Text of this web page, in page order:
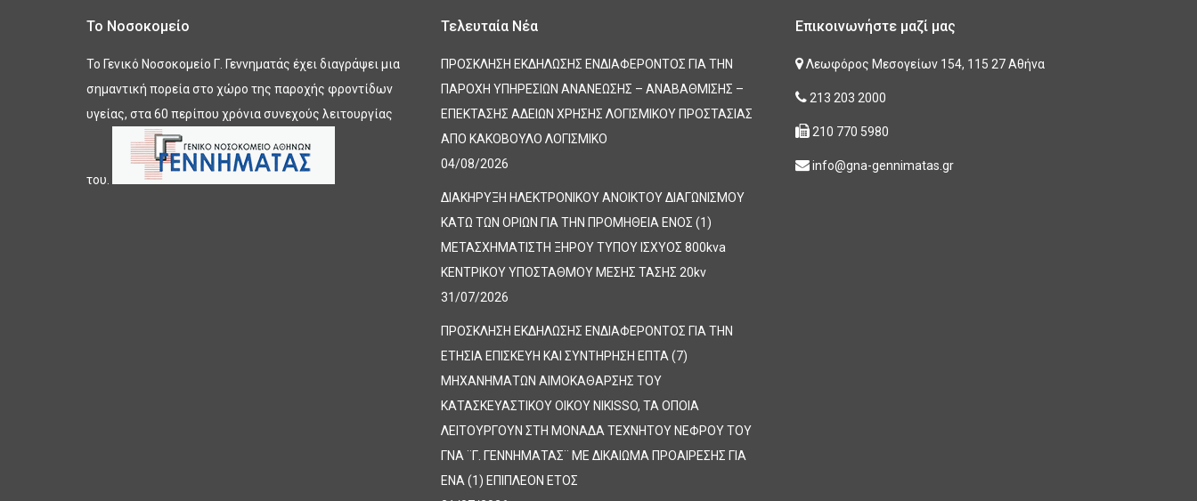
Το Νοσοκομείο
Το Γενικό Νοσοκομείο Γ. Γεννηματάς έχει διαγράψει μια
σημαντική πορεία στο χώρο της παροχής φροντίδων
υγείας, στα 60 περίπου χρόνια συνεχούς λειτουργίας
του.
Τελευταία Νέα
ΠΡΟΣΚΛΗΣΗ ΕΚΔΗΛΩΣΗΣ ΕΝΔΙΑΦΕΡΟΝΤΟΣ ΓΙΑ ΤΗΝ
ΠΑΡΟΧΗ ΥΠΗΡΕΣΙΩΝ ΑΝΑΝΕΩΣΗΣ – ΑΝΑΒΑΘΜΙΣΗΣ –
ΕΠΕΚΤΑΣΗΣ ΑΔΕΙΩΝ ΧΡΗΣΗΣ ΛΟΓΙΣΜΙΚΟΥ ΠΡΟΣΤΑΣΙΑΣ
ΑΠΟ ΚΑΚΟΒΟΥΛΟ ΛΟΓΙΣΜΙΚΟ
04/08/2026
ΔΙΑΚΗΡΥΞΗ ΗΛΕΚΤΡΟΝΙΚΟΥ ΑΝΟΙΚΤΟΥ ΔΙΑΓΩΝΙΣΜΟΥ
ΚΑΤΩ ΤΩΝ ΟΡΙΩΝ ΓΙΑ ΤΗΝ ΠΡΟΜΗΘΕΙΑ ΕΝΟΣ (1)
ΜΕΤΑΣΧΗΜΑΤΙΣΤΗ ΞΗΡΟΥ ΤΥΠΟΥ ΙΣΧΥΟΣ 800kva
ΚΕΝΤΡΙΚΟΥ ΥΠΟΣΤΑΘΜΟΥ ΜΕΣΗΣ ΤΑΣΗΣ 20kv
31/07/2026
ΠΡΟΣΚΛΗΣΗ ΕΚΔΗΛΩΣΗΣ ΕΝΔΙΑΦΕΡΟΝΤΟΣ ΓΙΑ ΤΗΝ
ΕΤΗΣΙΑ ΕΠΙΣΚΕΥΗ ΚΑΙ ΣΥΝΤΗΡΗΣΗ ΕΠΤΑ (7)
ΜΗΧΑΝΗΜΑΤΩΝ ΑΙΜΟΚΑΘΑΡΣΗΣ ΤΟΥ
ΚΑΤΑΣΚΕΥΑΣΤΙΚΟΥ ΟΙΚΟΥ NIKISSO, ΤΑ ΟΠΟΙΑ
ΛΕΙΤΟΥΡΓΟΥΝ ΣΤΗ ΜΟΝΑΔΑ ΤΕΧΝΗΤΟΥ ΝΕΦΡΟΥ ΤΟΥ
ΓΝΑ ¨Γ. ΓΕΝΝΗΜΑΤΑΣ¨ ΜΕ ΔΙΚΑΙΩΜΑ ΠΡΟΑΙΡΕΣΗΣ ΓΙΑ
ΕΝΑ (1) ΕΠΙΠΛΕΟΝ ΕΤΟΣ
Επικοινωνήστε μαζί μας
Λεωφόρος Μεσογείων 154, 115 27 Αθήνα
213 203 2000
210 770 5980
info@gna-gennimatas.gr